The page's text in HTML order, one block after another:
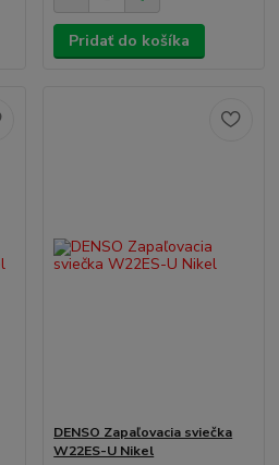
Pridať do košíka
DENSO Zapaľovacia sviečka
W22ES-U Nikel